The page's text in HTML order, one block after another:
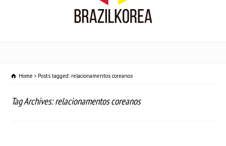
Home Posts tagged: relacionamentos coreanos
Tag Archives: relacionamentos coreanos